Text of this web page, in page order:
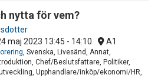
nytta för vem?
maj 2023 13:45 - 14:10 A1
, Svenska, Livesänd, Annat,
Chef/Beslutsfattare, Politiker,
Upphandlare/inköp/ekonomi/HR,